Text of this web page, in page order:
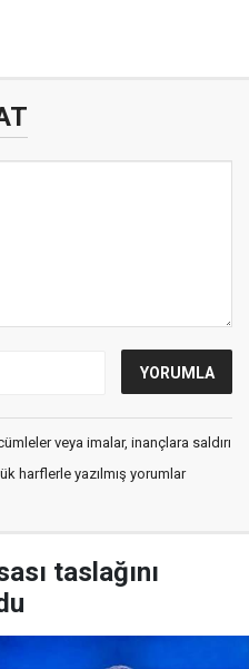
veya imalar, inançlara saldırı
harflerle yazılmış yorumlar
taslağını